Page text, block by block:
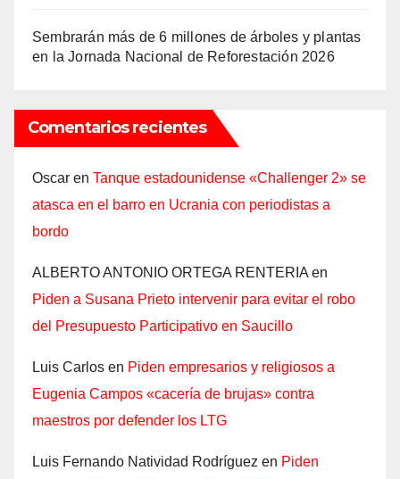
Sembrarán más de 6 millones de árboles y plantas
en la Jornada Nacional de Reforestación 2026
Comentarios recientes
Oscar en Tanque estadounidense «Challenger 2» se
atasca en el barro en Ucrania con periodistas a
bordo
ALBERTO ANTONIO ORTEGA RENTERIA en
Piden a Susana Prieto intervenir para evitar el robo
del Presupuesto Participativo en Saucillo
Luis Carlos en Piden empresarios y religiosos a
Eugenia Campos «cacería de brujas» contra
maestros por defender los LTG
Luis Fernando Natividad Rodríguez en Piden